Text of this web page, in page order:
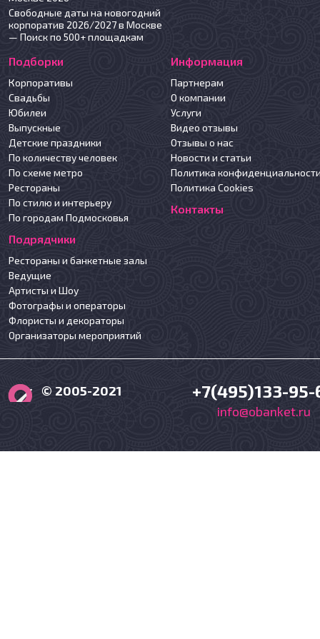
Свободные даты на новогодний
корпоратив 2026/2027 в Москве
— Поиск по 500+ площадкам
Подборки
Корпоративы
Свадьбы
Юбилеи
Выпускные
Детские праздники
По количеству человек
По схеме метро
Рестораны
По стилю и интерьеру
По городам Подмосковья
Подрядчики
Рестораны и банкетные залы
Ведущие
Артисты и Шоу
Фотографы и операторы
Флористы и декораторы
Организаторы мероприятий
Информация
Партнерам
О компании
Услуги
Видео отзывы
Отзывы о нас
Новости и статьи
Политика
Политика Cookies
Контакты
© 2005-2021 +7(495)133-95-
info@obanket.ru